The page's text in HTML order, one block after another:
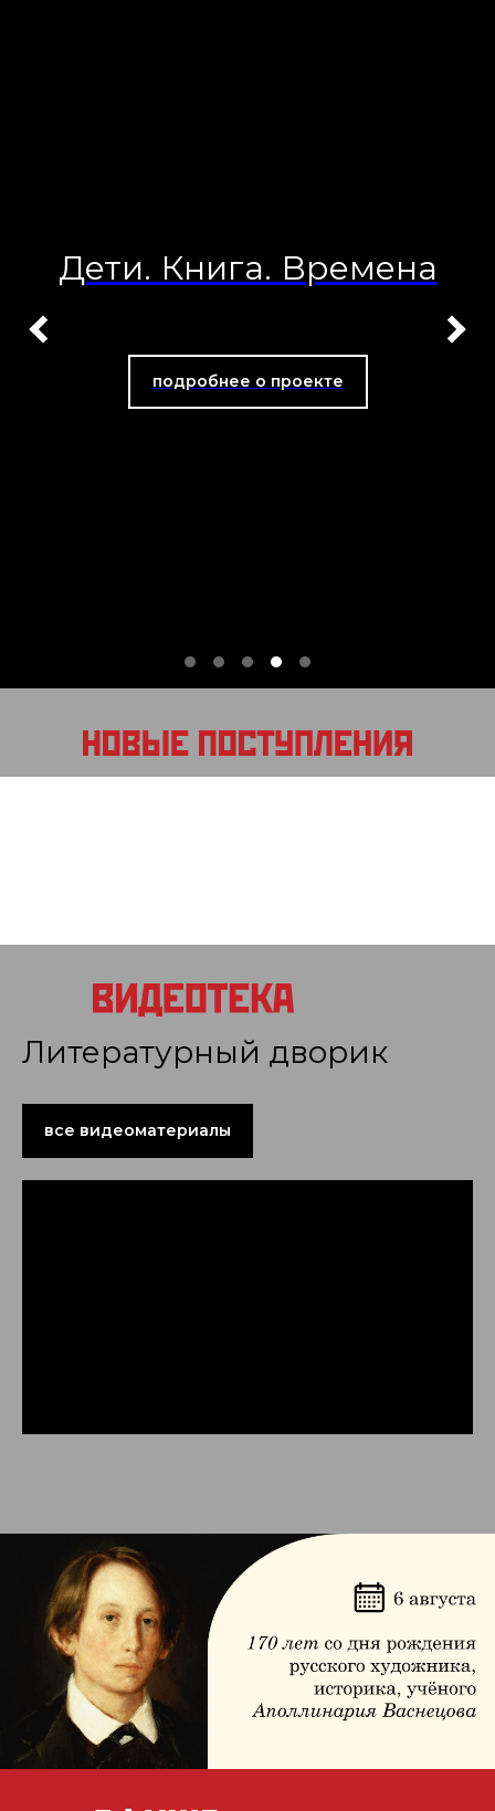
Дети. Книга. Времена
подробнее о проекте
Литературный дворик
все видеоматериалы